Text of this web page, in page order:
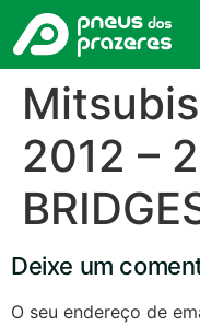
2012 –
Deixe um
O seu endereço de